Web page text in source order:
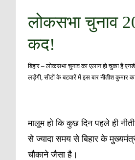
लोकसभा चुनाव
कद!
बिहार – लोकसभा चुनाव का एलान हो चुका है
लड़ेंगी, सीटों के बटवारें में इस बार नीतीश कुमार
मालूम हो कि कुछ दिन पहले ही
से ज्यादा समय से बिहार के
चौकाने जैसा है।